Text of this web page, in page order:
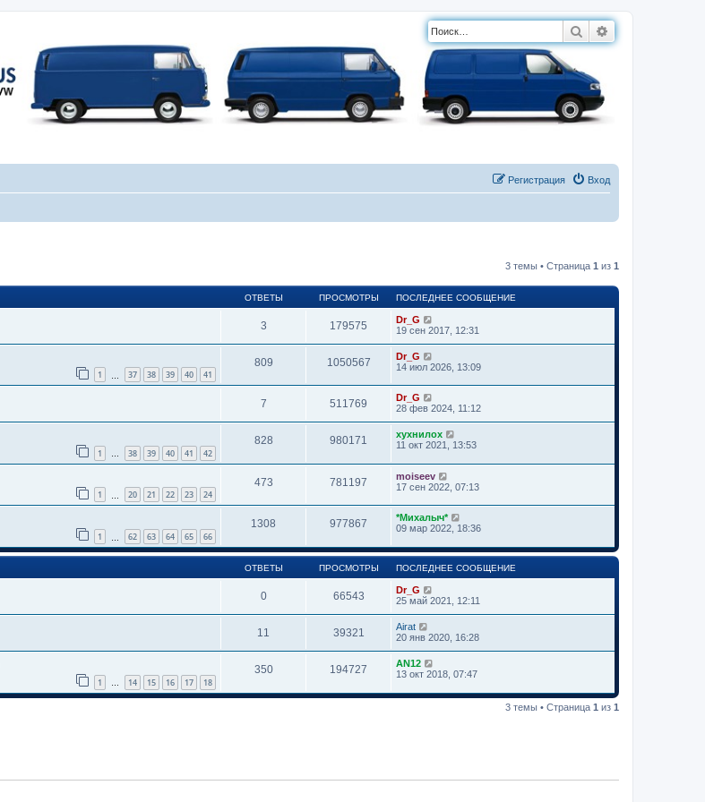
Поиск
Вход
Регистрация
3 темы • Страница 1 из 1
ОТВЕТЫ ПРОСМОТРЫ ПОСЛЕДНЕЕ СООБЩЕНИЕ
3 179575
Dr_G
19 сен 2017, 12:31
1 37 38 39 40 41
809 1050567
Dr_G
14 июл 2026, 13:09
7 511769
Dr_G
28 фев 2024, 11:12
1 … 38 39 40 41 42
828 980171
хухнилох
11 окт 2021, 13:53
1 20 21 22 23 24
473 781197
moiseev
17 сен 2022, 07:13
1 62 63 64 65 66
1308 977867
*Михалыч*
09 мар 2022, 18:36
ОТВЕТЫ ПРОСМОТРЫ ПОСЛЕДНЕЕ СООБЩЕНИЕ
0 66543
Dr_G
25 май 2021, 12:11
11 39321
Airat
20 янв 2020, 16:28
1 … 14 15 16 17 18
350 194727
AN12
13 окт 2018, 07:47
3 темы • Страница 1 из 1